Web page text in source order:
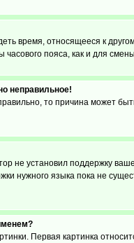
время, относящееся к
часового пояса, как и для
неправильное!
то причина может
не установил поддержку
нужного языка пока не
Первая картинка